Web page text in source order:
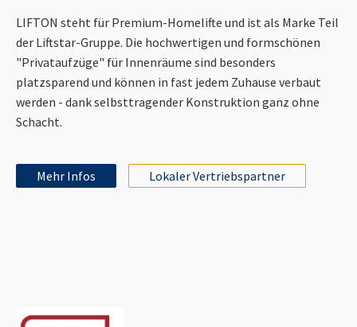
LIFTON steht für Premium-Homelifte und ist als Marke Teil
der Liftstar-Gruppe. Die hochwertigen und formschönen
"Privataufzüge" für Innenräume sind besonders
platzsparend und können in fast jedem Zuhause verbaut
werden - dank selbsttragender Konstruktion ganz ohne
Schacht.
Mehr Infos Lokaler Vertriebspartner